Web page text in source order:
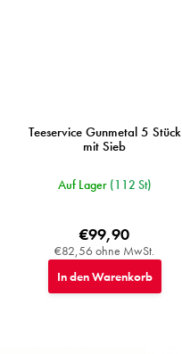
Teeservice Gunmetal 5 Stück
mit Sieb
Auf Lager (112 St)
€82,56 ohne MwSt.
€99,90
In den Warenkorb